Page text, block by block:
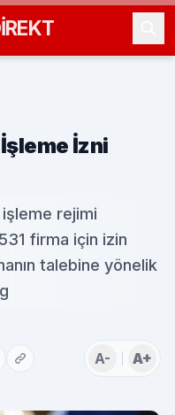
İzni
işleme rejimi
firma için izin
talebine yönelik
A- A+